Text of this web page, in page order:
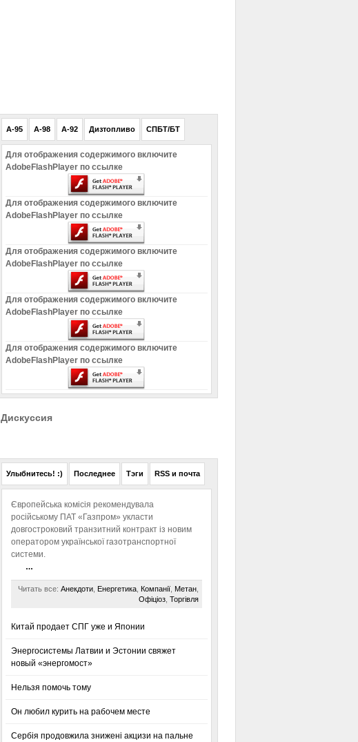
A-95 A-98 A-92 Дизтопливо СПБТ/БТ
Для отображения содержимого включите
AdobeFlashPlayer по ссылке
Для отображения содержимого включите
AdobeFlashPlayer по ссылке
Для отображения содержимого включите
AdobeFlashPlayer по ссылке
Для отображения содержимого включите
AdobeFlashPlayer по ссылке
Для отображения содержимого включите
AdobeFlashPlayer по ссылке
Дискуссия
Улыбнитесь! :) Последнее Тэги RSS и почта
Європейська комісія рекомендувала
російському ПАТ «Газпром» укласти
довгостроковий транзитний контракт із новим
оператором української газотранспортної
системи.
…
Читать все: Анекдоти, Енергетика, Компанії, Метан,
Офіціоз, Торгівля
Китай продает СПГ уже и Японии
Энергосистемы Латвии и Эстонии свяжет
новый «энергомост»
Нельзя помочь тому
Он любил курить на рабочем месте
Сербія продовжила знижені акцизи на пальне